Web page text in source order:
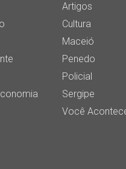
Artigos
Cultura
Maceió
Penedo
Policial
Sergipe
Você